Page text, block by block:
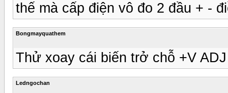
thế mà cấp điện vô đo 2 đầu + -
Bongmayquathem
Thử xoay cái biến trở chỗ +V
Ledngochan